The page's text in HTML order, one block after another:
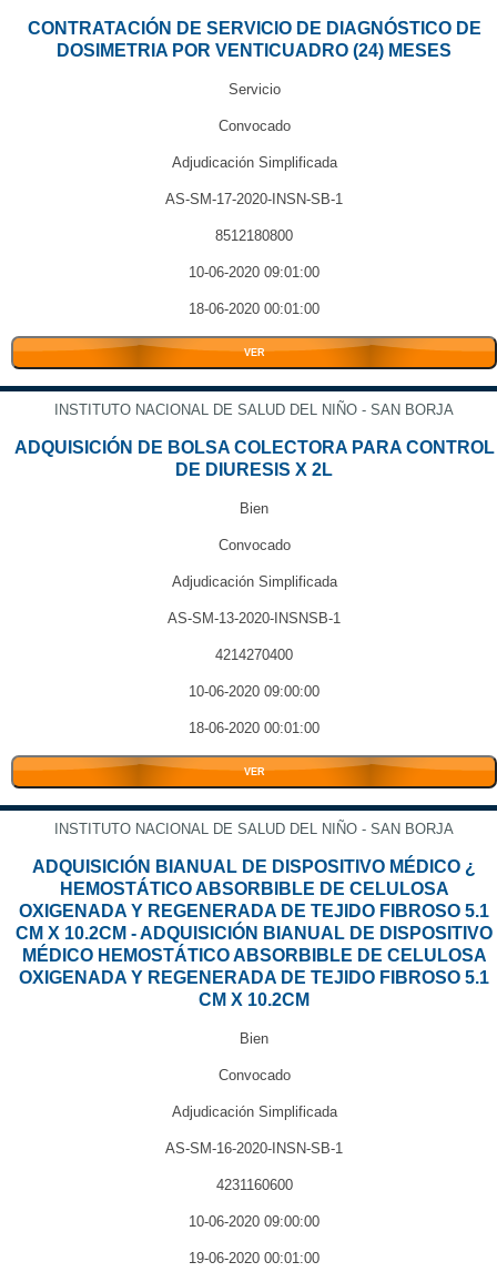
CONTRATACIÓN DE SERVICIO DE DIAGNÓSTICO DE
DOSIMETRIA POR VENTICUADRO (24) MESES
Servicio
Convocado
Adjudicación Simplificada
AS-SM-17-2020-INSN-SB-1
8512180800
10-06-2020 09:01:00
18-06-2020 00:01:00
VER
INSTITUTO NACIONAL DE SALUD DEL NIÑO - SAN BORJA
ADQUISICIÓN DE BOLSA COLECTORA PARA CONTROL
DE DIURESIS X 2L
Bien
Convocado
Adjudicación Simplificada
AS-SM-13-2020-INSNSB-1
4214270400
10-06-2020 09:00:00
18-06-2020 00:01:00
VER
INSTITUTO NACIONAL DE SALUD DEL NIÑO - SAN BORJA
ADQUISICIÓN BIANUAL DE DISPOSITIVO MÉDICO ¿
HEMOSTÁTICO ABSORBIBLE DE CELULOSA
OXIGENADA Y REGENERADA DE TEJIDO FIBROSO 5.1
CM X 10.2CM - ADQUISICIÓN BIANUAL DE DISPOSITIVO
MÉDICO HEMOSTÁTICO ABSORBIBLE DE CELULOSA
OXIGENADA Y REGENERADA DE TEJIDO FIBROSO 5.1
CM X 10.2CM
Bien
Convocado
Adjudicación Simplificada
AS-SM-16-2020-INSN-SB-1
4231160600
10-06-2020 09:00:00
19-06-2020 00:01:00